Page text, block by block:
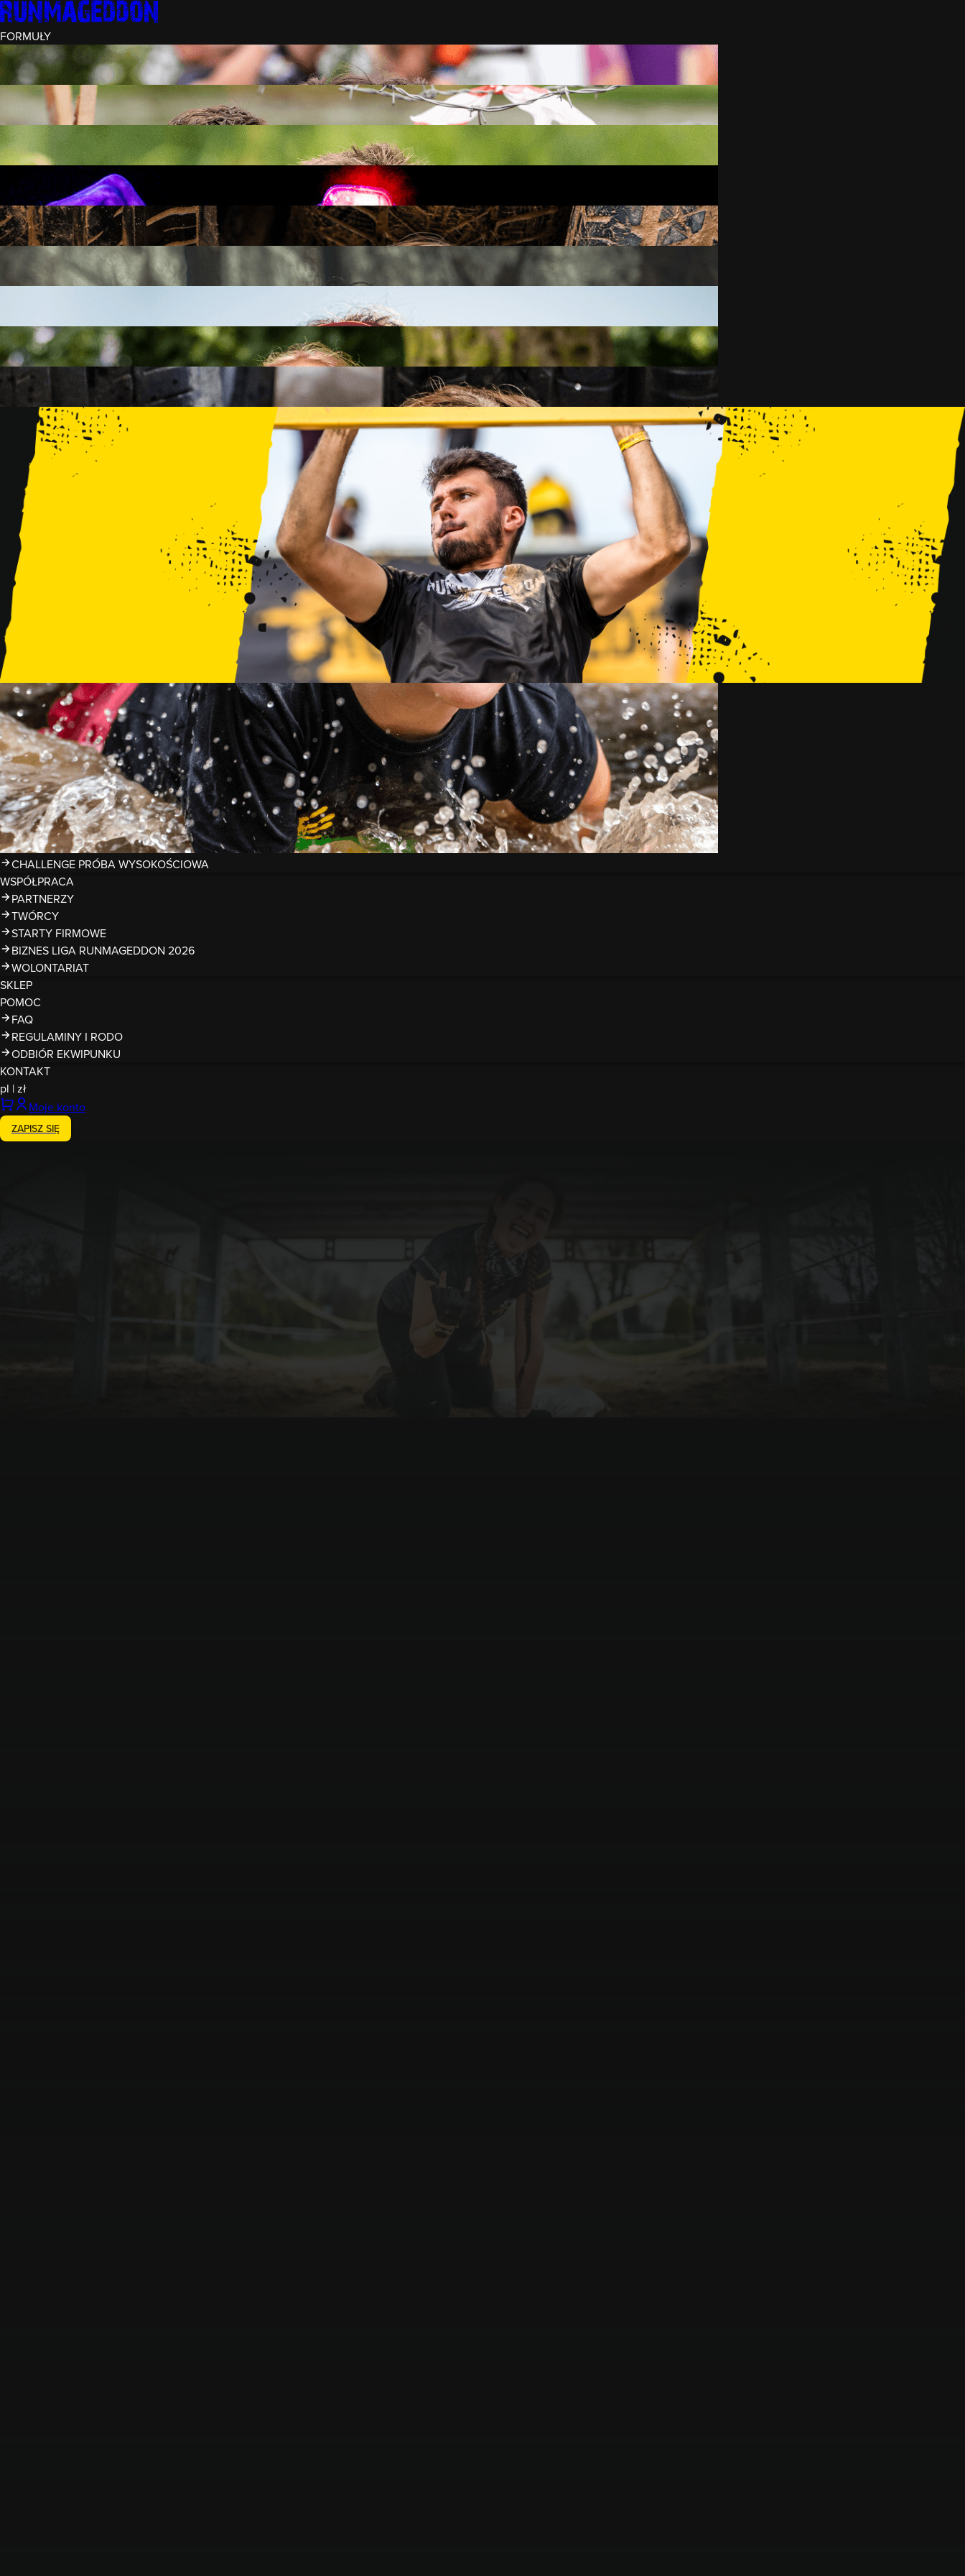
FORMUŁY
INTRO (¼)
15 PRZESZKÓD
3 KM+
REKRUT (½)
30 PRZESZKÓD
RUNMAGEDDON
50 PRZESZKÓD
12 KM+
NOCNY REKRUT (½)
30 PRZESZKÓD
6 KM+
INTRO U-16
15 PRZESZKÓD
3 KM+
RUNMAGEDDON HARDCORE
70 PRZESZKÓD
21 KM+
FAMILY
15 PRZESZKÓD
2 KM+
KIDS
15 PRZESZKÓD
1 KM+
TRENINGI
WYDARZENIA
RUNMAGEDDON LUBLIN ZALEW ZEMBORZYCKI 22/23.08.2026
RUNMAGEDDON ERGO ARENA GDAŃSK/SOPOT 12/13.09.2026
RUNMAGEDDON KIDS: DEMO WARSZAWA 24/26.09.2026
RUNMAGEDDON WROCŁAW KOPALNIA ROLANTOWICE 26/27.09.2026
RUNMAGEDDON WARSZAWA TWIERDZA MODLIN 10/11.10.2026
RUNMAGEDDON JURAPARK BAŁTÓW 24/25.10.2026
RUNMAGEDDON HALLOWEEN WARSZAWA 31.10.2026
TRENINGI
VOUCHERY
DLA ZAWODNIKÓW
ZDJĘCIA
KALENDARZ 2026
WYNIKI
LIGA RUNMAGEDDON 2026
SUPERLIGA RUNMAGEDDON 2026
SUPERLIGA RMG KIDS 2026
KWALIFIKACJE DO MISTRZOSTW EUROPY I ŚWIATA OCR
TROFEA
LEGENDY RUNMAGEDDON
MAGAZYN
CHALLENGE PRÓBA WYSOKOŚCIOWA
WSPÓŁPRACA
PARTNERZY
TWÓRCY
STARTY FIRMOWE
BIZNES LIGA RUNMAGEDDON 2026
WOLONTARIAT
SKLEP
POMOC
FAQ
REGULAMINY I RODO
ODBIÓR EKWIPUNKU
KONTAKT
pl |zł
Moje konto
ZAPISZ SIĘ